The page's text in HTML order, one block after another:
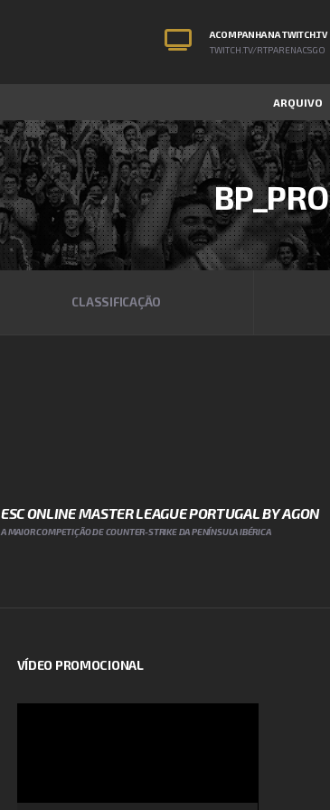
ACOMPANHA NA TWITCH.TV
TWITCH.TV/RTPARENACSGO
ARQUIVO
BP_PRO
CLASSIFICAÇÃO
ESC ONLINE MASTER LEAGUE PORTUGAL BY AGON
A MAIOR COMPETIÇÃO DE COUNTER-STRIKE DA PENÍNSULA IBÉRICA
VÍDEO PROMOCIONAL